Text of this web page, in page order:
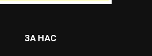
ЗА НАС